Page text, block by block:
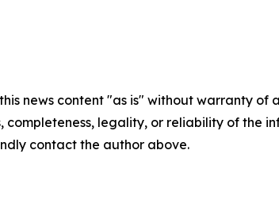
news content "as is" without warranty
completeness, legality, or reliability of the
contact the author above.